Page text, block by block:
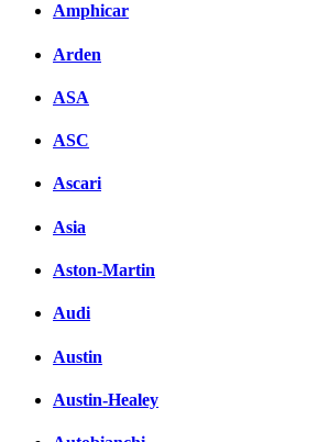
Amphicar
Arden
ASA
ASC
Ascari
Asia
Aston-Martin
Audi
Austin
Austin-Healey